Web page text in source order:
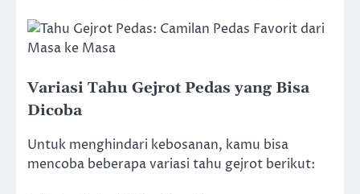
Variasi Tahu Gejrot Pedas yang Bisa
Dicoba
Untuk menghindari kebosanan, kamu bisa
mencoba beberapa variasi tahu gejrot berikut: